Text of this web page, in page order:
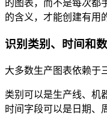
的图表，而不是每次都
的含义，才能创建有用
识别类别、时间和
大多数生产图表依赖于
类别可以是生产线、机
时间字段可以是日期、